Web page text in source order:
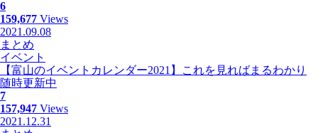
6
159,677 Views
2021.09.08
まとめ
イベント
【富山のイベントカレンダー2021】これを見ればまるわかり
随時更新中
7
157,947 Views
2021.12.31